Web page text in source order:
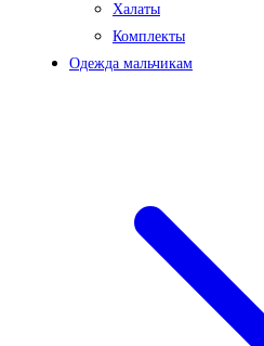
Халаты
Комплекты
Одежда мальчикам